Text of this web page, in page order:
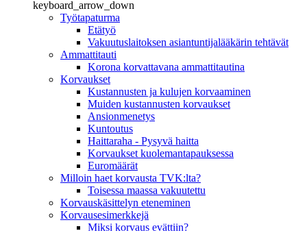
keyboard_arrow_down
Työtapaturma
Etätyö
Vakuutuslaitoksen asiantuntijalääkärin tehtävät
Ammattitauti
Korona korvattavana ammattitautina
Korvaukset
Kustannusten ja kulujen korvaaminen
Muiden kustannusten korvaukset
Ansionmenetys
Kuntoutus
Haittaraha - Pysyvä haitta
Korvaukset kuolemantapauksessa
Euromäärät
Milloin haet korvausta TVK:lta?
Toisessa maassa vakuutettu
Korvauskäsittelyn eteneminen
Korvausesimerkkejä
Miksi korvaus evättiin?